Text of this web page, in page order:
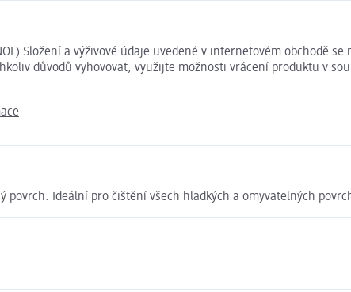
Složení a výživové údaje uvedené v internetovém obchodě
důvodů vyhovovat, využijte možnosti vrácení produktu v
Ideální pro čištění všech hladkých a omyvatelných